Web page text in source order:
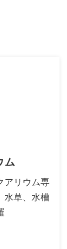
ム
アリウム専
水草、水槽